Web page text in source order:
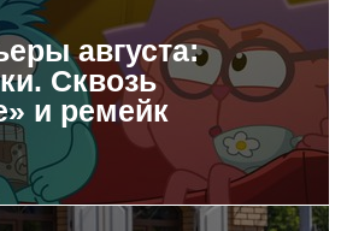
августа:
Сквозь
и ремейк